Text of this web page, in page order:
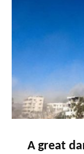
A great